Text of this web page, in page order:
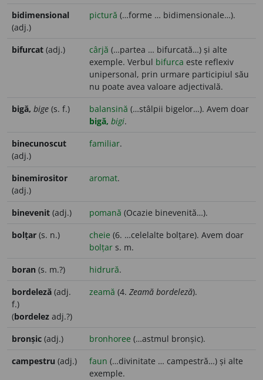
bidimensional
(adj.)
pictură (…forme … bidimensionale…).
bifurcat (adj.) cârjă (…partea … bifurcată…) și alte
exemple. Verbul bifurca este reflexiv
unipersonal, prin urmare participiul său
nu poate avea valoare adjectivală.
bigă, bige (s. f.) balansină (…stâlpii bigelor…). Avem doar
bigă, bigi.
binecunoscut
(adj.)
familiar.
binemirositor
(adj.)
aromat.
binevenit (adj.) pomană (Ocazie binevenită…).
bolțar (s. n.) cheie (6. …celelalte bolțare). Avem doar
bolțar s. m.
boran (s. m.?) hidrură.
bordeleză (adj.
f.)
(bordelez adj.?)
zeamă (4. Zeamă bordeleză).
bronșic (adj.) bronhoree (…astmul bronșic).
campestru (adj.) faun (…divinitate … campestră…) și alte
exemple.